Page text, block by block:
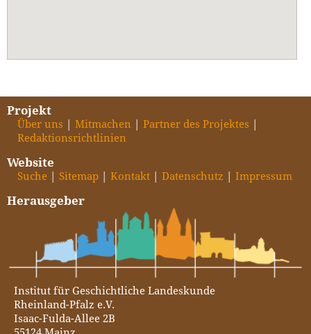
Projekt
Über uns Mitmachen
Partner des Projektes
Redaktionsrichtlinien
Website
Suche Sitemap Kontakt Datenschutz Impressum
Herausgeber
Institut für Geschichtliche Landeskunde
Rheinland-Pfalz e.V.
Isaac-Fulda-Allee 2B